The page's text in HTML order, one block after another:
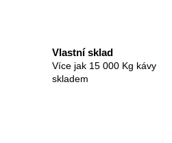
Vlastní sklad
Více jak 15 000 Kg kávy
skladem